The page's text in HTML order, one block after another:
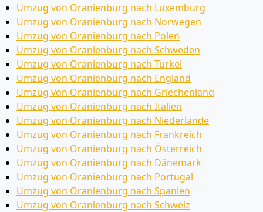
Umzug von Oranienburg nach Luxemburg
Umzug von Oranienburg nach Norwegen
Umzug von Oranienburg nach Polen
Umzug von Oranienburg nach Schweden
Umzug von Oranienburg nach Türkei
Umzug von Oranienburg nach England
Umzug von Oranienburg nach Griechenland
Umzug von Oranienburg nach Italien
Umzug von Oranienburg nach Niederlande
Umzug von Oranienburg nach Frankreich
Umzug von Oranienburg nach Österreich
Umzug von Oranienburg nach Dänemark
Umzug von Oranienburg nach Portugal
Umzug von Oranienburg nach Spanien
Umzug von Oranienburg nach Schweiz